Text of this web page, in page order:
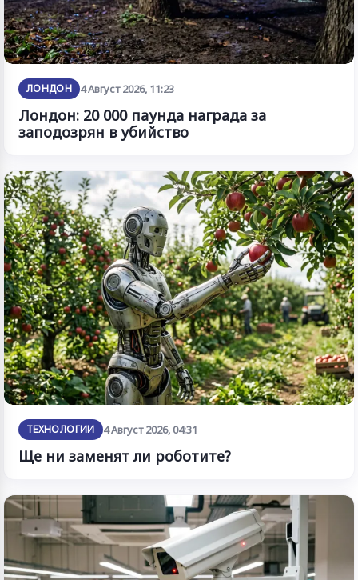
ЛОНДОН 4 Август 2026, 11:23
Лондон: 20 000 паунда награда за
заподозрян в убийство
ТЕХНОЛОГИИ 4 Август 2026, 04:31
Ще ни заменят ли роботите?